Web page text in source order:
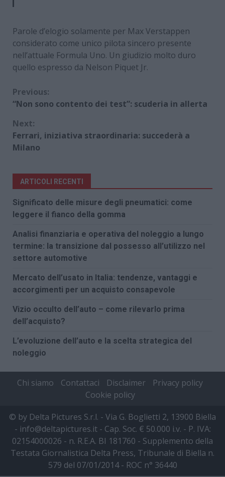
Parole d’elogio solamente per Max Verstappen
considerato come unico pilota sincero presente
nell’attuale Formula Uno. Un giudizio molto duro
quello espresso da Nelson Piquet Jr.
Continue
Previous:
“Non sono contento dei test”: scuderia in allerta
Next:
Ferrari, iniziativa straordinaria: succederà a
Milano
ARTICOLI RECENTI
Significato delle misure degli pneumatici: come
leggere il fianco della gomma
Analisi finanziaria e operativa del noleggio a lungo
termine: la transizione dal possesso all’utilizzo nel
settore automotive
Mercato dell’usato in Italia: tendenze, vantaggi e
accorgimenti per un acquisto consapevole
Vizio occulto dell’auto – come rilevarlo prima
dell’acquisto?
L’evoluzione dell’auto e la scelta strategica del
noleggio
Chi siamo Contattaci Disclaimer
Privacy policy
Cookie policy
© by Delta Pictures S.r.l. - Via G. Boglietti 2, 13900 Biella
- info@deltapictures.it - Cap. Soc. € 50.000 i.v. - P. IVA:
02154000026 - n. R.E.A. BI 181760 - Supplemento della
Testata Giornalistica Delta Press, Tribunale di Biella n.
579 del 07/01/2014 - ROC n° 36440